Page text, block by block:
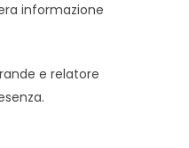
informazione
e relatore